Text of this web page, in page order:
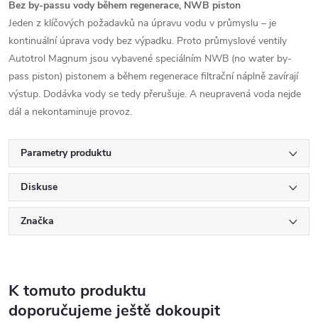
Bez by-passu vody během regenerace, NWB piston
Jeden z klíčových požadavků na úpravu vodu v průmyslu – je
kontinuální úprava vody bez výpadku. Proto průmyslové ventily
Autotrol Magnum jsou vybavené speciálním NWB (no water by-
pass piston) pistonem a během regenerace filtrační náplně zavírají
výstup. Dodávka vody se tedy přerušuje. A neupravená voda nejde
dál a nekontaminuje provoz.
Parametry produktu
Diskuse
Značka
K tomuto produktu
doporučujeme ještě dokoupit